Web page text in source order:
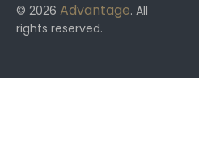
© 2026 Advantage. All
rights reserved.